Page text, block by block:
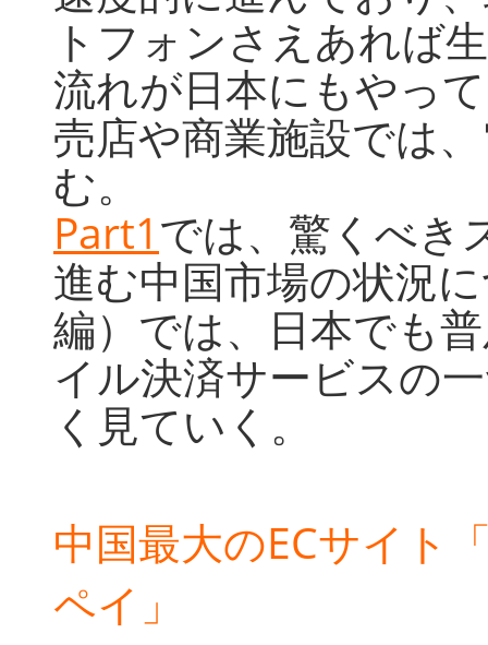
トフォンさえあれば
流れが日本にもやっ
売店や商業施設では
む。
Part1では、驚くべき
進む中国市場の状況
編）では、日本でも
イル決済サービスの
く見ていく。
中国最大のECサイト
ペイ」